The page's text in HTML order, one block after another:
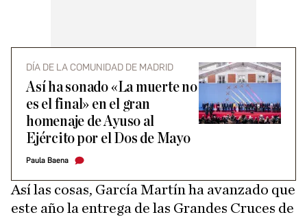
DÍA DE LA COMUNIDAD DE MADRID
Así ha sonado «La muerte no
es el final» en el gran
homenaje de Ayuso al
Ejército por el Dos de Mayo
Paula Baena
Así las cosas, García Martín ha avanzado que
este año la entrega de las Grandes Cruces de